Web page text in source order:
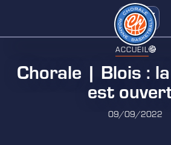
ACCUEIL
Chorale | Blois :
est
09/09/2022